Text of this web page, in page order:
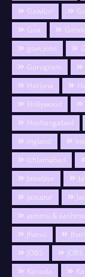
Gawlior
Goa
govt.jobs
Gurugram
Hariyna
Hollywood
Hoshangabad
ingland
Ishlamabad
Jabalpur
Jaitupur
jammu &
Jhansi
JOBS
Kanada